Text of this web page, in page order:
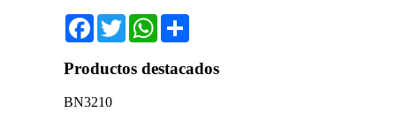
Facebook
TwitterWhatsApp
Productos destacados
BN3210